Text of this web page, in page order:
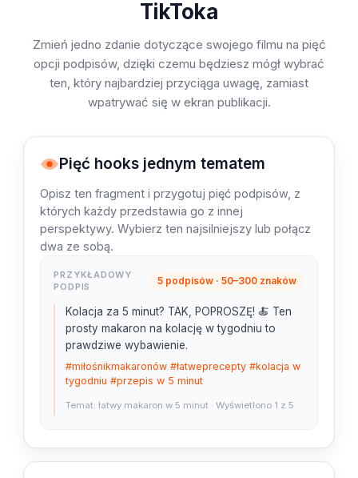
TikToka
Zmień jedno zdanie dotyczące swojego filmu na pięć
opcji podpisów, dzięki czemu będziesz mógł wybrać
ten, który najbardziej przyciąga uwagę, zamiast
wpatrywać się w ekran publikacji.
Pięć hooks jednym tematem
Opisz ten fragment i przygotuj pięć podpisów, z
których każdy przedstawia go z innej
perspektywy. Wybierz ten najsilniejszy lub połącz
dwa ze sobą.
PRZYKŁADOWY
PODPIS
5 podpisów · 50–300 znaków
Kolacja za 5 minut? TAK, POPROSZĘ! 🍝 Ten
prosty makaron na kolację w tygodniu to
prawdziwe wybawienie.
#miłośnikmakaronów #łatweprecepty #kolacja w
tygodniu #przepis w 5 minut
Temat: łatwy makaron w 5 minut · Wyświetlono 1 z 5